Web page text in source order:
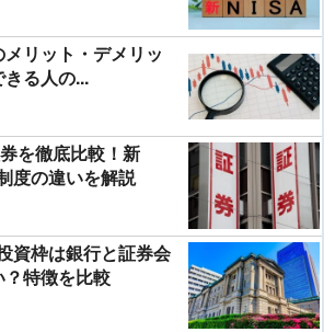
リット・デメリッ
きる人の...
を徹底比較！新
度の違いを解説
資枠は銀行と証券会
特徴を比較